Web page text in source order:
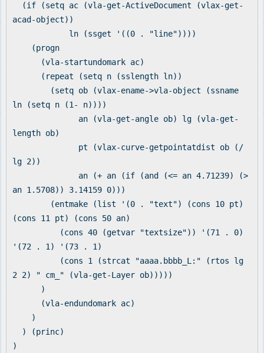
(if (setq ac (vla-get-ActiveDocument (vlax-get-
acad-object))
ln (ssget '((0 . "line"))))
(progn
(vla-startundomark ac)
(repeat (setq n (sslength ln))
(setq ob (vlax-ename->vla-object (ssname
ln (setq n (1- n))))
an (vla-get-angle ob) lg (vla-get-
length ob)
pt (vlax-curve-getpointatdist ob (/
lg 2))
an (+ an (if (and (<= an 4.71239) (>
an 1.5708)) 3.14159 0)))
(entmake (list '(0 . "text") (cons 10 pt)
(cons 11 pt) (cons 50 an)
(cons 40 (getvar "textsize")) '(71 . 0)
'(72 . 1) '(73 . 1)
(cons 1 (strcat "aaaa.bbbb_L:" (rtos lg
2 2) " cm_" (vla-get-Layer ob)))))
)
(vla-endundomark ac)
)
) (princ)
)